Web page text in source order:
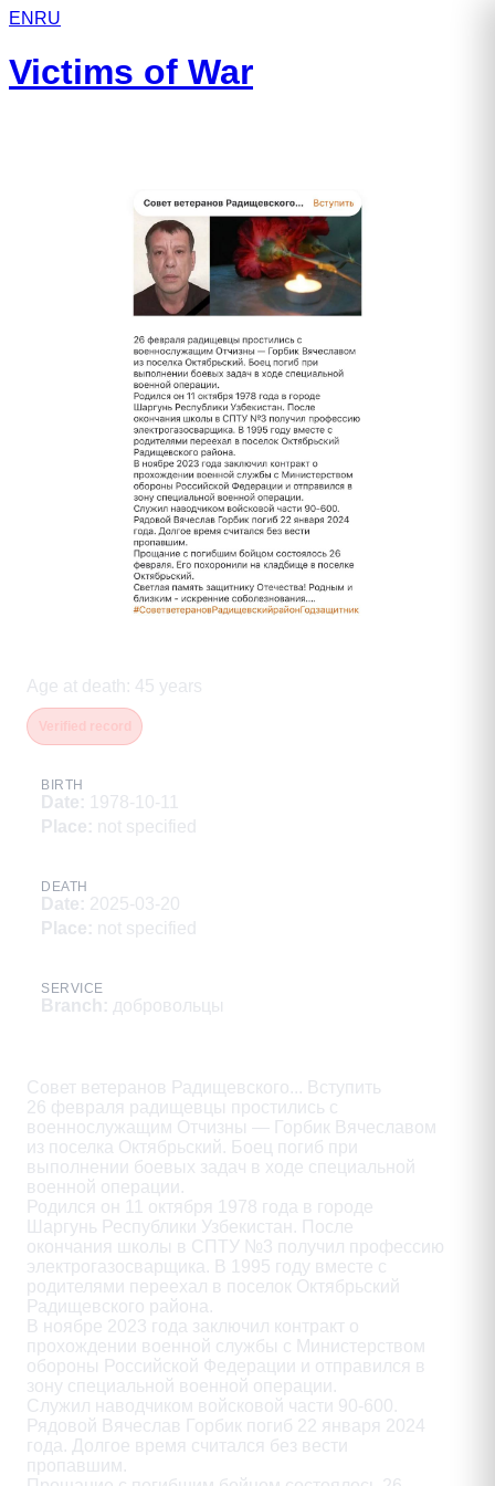
EN RU
Victims of War
Age at death : 45 years
BIRTH
Date: 1978-10-11
Place: not specified
DEATH
Date: 2025-03-20
Place: not specified
SERVICE
Branch : добровольцы
Совет ветеранов Радищевского... Вступить
26 февраля радищевцы простились с
военнослужащим Отчизны — Горбик Вячеславом
из поселка Октябрьский. Боец погиб при
выполнении боевых задач в ходе специальной
военной операции.
Родился он 11 октября 1978 года в городе
Шаргунь Республики Узбекистан. После
окончания школы в СПТУ №3 получил профессию
электрогазосварщика. В 1995 году вместе с
родителями переехал в поселок Октябрьский
Радищевского района.
В ноябре 2023 года заключил контракт о
прохождении военной службы с Министерством
обороны Российской Федерации и отправился в
зону специальной военной операции.
Служил наводчиком войсковой части 90-600.
Рядовой Вячеслав Горбик погиб 22 января 2024
года. Долгое время считался без вести
пропавшим.